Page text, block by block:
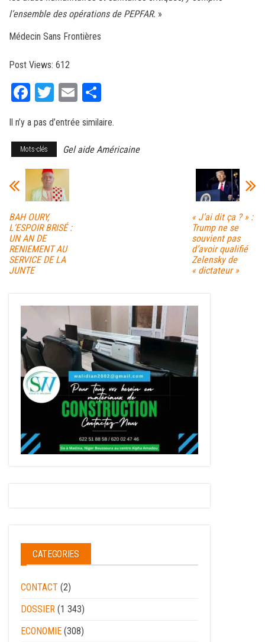
l’ensemble des opérations de PEPFAR. »
Médecin Sans Frontières
Post Views: 612
Fa
bo
ok
T
tt
er
E
ail ag
er
Il n’y a pas d’entrée similaire.
Mots-clés Gel aide Américaine
BAH OURY,
L’ESPOIR BRISÉ :
UN AN DE
RENIEMENT AU
SERVICE DE LA
JUNTE
« J’ai dit ça ? » :
Trump ne se
souvient pas
d’avoir qualifié
Zelensky de
« dictateur »
CATEGORIES
CONTACT (2)
DOSSIER (1 343)
ECONOMIE (308)